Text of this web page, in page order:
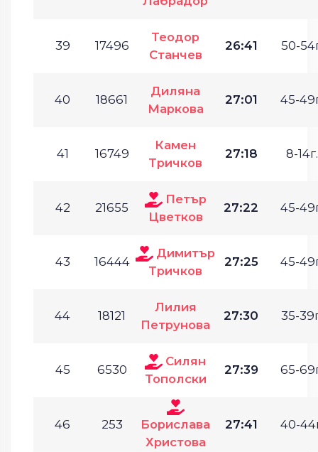
39 17496
Теодор
Станчев
26:41 50-
40 18661
Диляна
Маркова
27:01 45-
41 16749
Камен
Тричков
27:18 8-14г.
42 21655
Петър
Цветков
27:22 45-
43 16444
Димитър
Тричков
27:25 45-
44 18121
Лилия
Петрунова
27:30 35-
45 6530
Силян
Тополски
27:39 65-
46 253
Борислава
Христова
27:41 40-